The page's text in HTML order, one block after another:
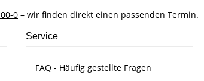
0 – wir finden direkt einen passenden Termin.
Service
FAQ - Häufig gestellte Fragen